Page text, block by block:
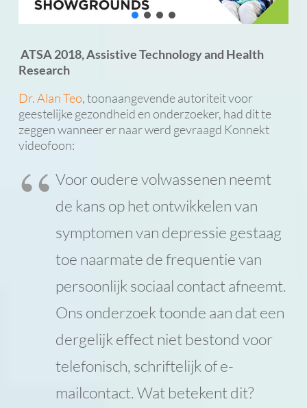
ATSA 2018, Assistive Technology and Health
Research
Dr. Alan Teo, toonaangevende autoriteit voor
geestelijke gezondheid en onderzoeker, had dit te
zeggen wanneer er naar werd gevraagd Konnekt
videofoon:
Voor oudere volwassenen neemt
de kans op het ontwikkelen van
symptomen van depressie gestaag
toe naarmate de frequentie van
persoonlijk sociaal contact afneemt.
Ons onderzoek toonde aan dat een
dergelijk effect niet bestond voor
telefonisch, schriftelijk of e-
mailcontact. Wat betekent dit?